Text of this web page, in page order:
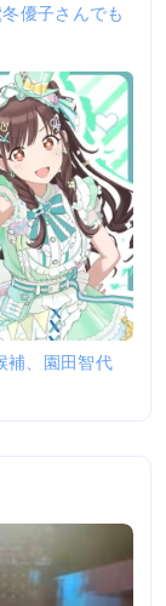
優子さんでも
補、園田智代